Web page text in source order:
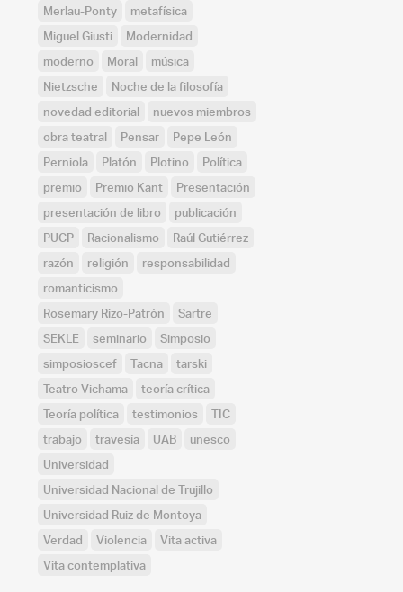
Merlau-Ponty
metafísica
Miguel Giusti
Modernidad
moderno
Moral
música
Nietzsche
Noche de la filosofía
novedad editorial
nuevos miembros
obra teatral
Pensar
Pepe León
Perniola
Platón Plotino
Política
premio
Premio Kant
Presentación
presentación de libro
publicación
PUCP
Racionalismo
Raúl Gutiérrez
razón
religión
responsabilidad
romanticismo
Rosemary Rizo-Patrón
Sartre
SEKLE
seminario
Simposio
simposioscef
Tacna
tarski
Teatro Vichama
teoría crítica
Teoría política
testimonios
TIC
trabajo
travesía UAB
unesco
Universidad
Universidad Nacional de Trujillo
Universidad Ruiz de Montoya
Verdad
Violencia
Vita activa
Vita contemplativa